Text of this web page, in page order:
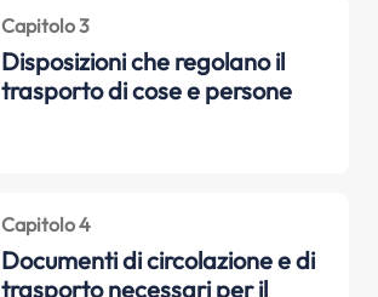
Capitolo 3
Disposizioni che regolano il
trasporto di cose e persone
Capitolo 4
Documenti di circolazione e di
trasporto necessari per il